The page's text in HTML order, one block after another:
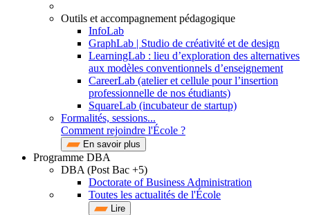
Outils et accompagnement pédagogique
InfoLab
GraphLab | Studio de créativité et de design
LearningLab : lieu d’exploration des alternatives
aux modèles conventionnels d’enseignement
CareerLab (atelier et cellule pour l’insertion
professionnelle de nos étudiants)
SquareLab (incubateur de startup)
Formalités, sessions...
Comment rejoindre l'École ?
En savoir plus
Programme DBA
DBA (Post Bac +5)
Doctorate of Business Administration
Toutes les actualités de l'École
Lire